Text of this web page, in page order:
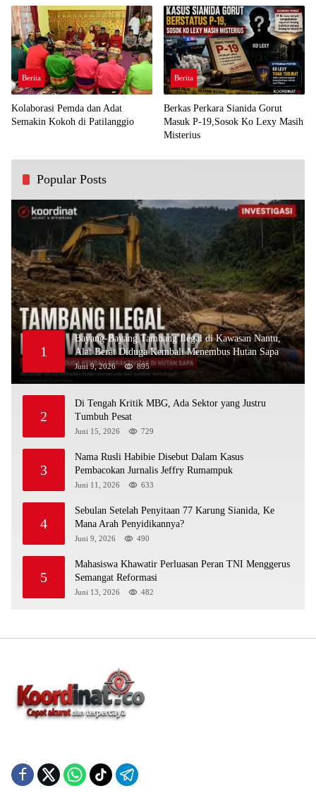
Berita
Kolaborasi Pemda dan Adat
Semakin Kokoh di Patilanggio
Berita
Berkas Perkara Sianida Gorut
Masuk P-19,Sosok Ko Lexy Masih
Misterius
Popular Posts
1
Bayang-Bayang Tambang Ilegal di Kawasan Nantu,
Alat Berat Diduga Kembali Menembus Hutan Sapa
Juni 9, 2026 895
2
Di Tengah Kritik MBG, Ada Sektor yang Justru
Tumbuh Pesat
Juni 15, 2026 729
3
Nama Rusli Habibie Disebut Dalam Kasus
Pembacokan Jurnalis Jeffry Rumampuk
Juni 11, 2026 633
4
Sebulan Setelah Penyitaan 77 Karung Sianida, Ke
Mana Arah Penyidikannya?
Juni 9, 2026 490
5
Mahasiswa Khawatir Perluasan Peran TNI Menggerus
Semangat Reformasi
Juni 13, 2026 482